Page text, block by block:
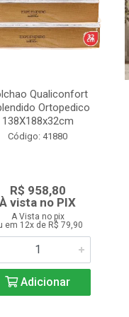
Qualiconfort
Ortopedico
138X188x32cm
Código: 41880
R$ 958,80
À vista no PIX
A Vista no pix
em 12x de R$ 79,90
Adicionar